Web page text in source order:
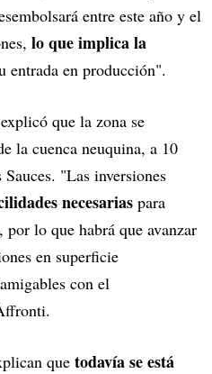
entre este año y el
lo que implica la
entrada en producción".
que la zona se
la cuenca neuquina, a 10
"Las inversiones
necesarias para
por lo que habrá que avanzar
en superficie
con el
que todavía se está